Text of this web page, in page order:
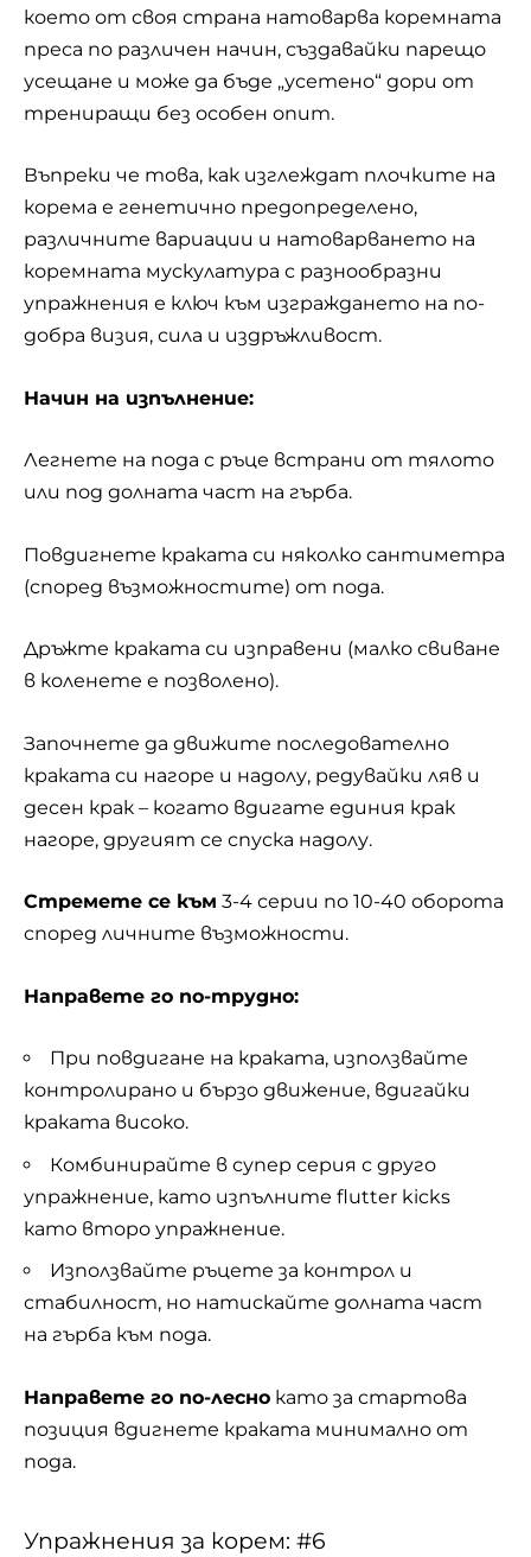
което от своя страна натоварва коремната
преса по различен начин, създавайки парещо
усещане и може да бъде „усетено“ дори от
трениращи без особен опит.
Въпреки че това, как изглеждат плочките на
корема е генетично предопределено,
различните вариации и натоварването на
коремната мускулатура с разнообразни
упражнения е ключ към изграждането на по-
добра визия, сила и издръжливост.
Начин на изпълнение:
Легнете на пода с ръце встрани от тялото
или под долната част на гърба.
Повдигнете краката си няколко сантиметра
(според възможностите) от пода.
Дръжте краката си изправени (малко свиване
в коленете е позволено).
Започнете да движите последователно
краката си нагоре и надолу, редувайки ляв и
десен крак – когато вдигате единия крак
нагоре, другият се спуска надолу.
Стремете се към 3-4 серии по 10-40 оборота
според личните възможности.
Направете го по-трудно:
При повдигане на краката, използвайте
контролирано и бързо движение, вдигайки
краката високо.
Комбинирайте в супер серия с друго
упражнение, като изпълните flutter kicks
като второ упражнение.
Използвайте ръцете за контрол и
стабилност, но натискайте долната част
на гърба към пода.
Направете го по-лесно като за стартова
позиция вдигнете краката минимално от
пода.
Упражнения за корем: #6